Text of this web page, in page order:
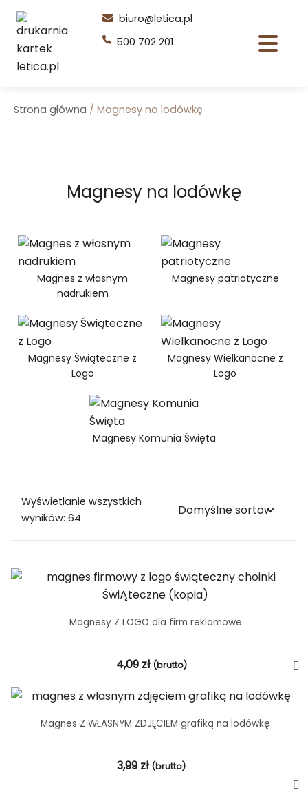
Przejdź
treści
biuro@letica.pl
500 702 201
Strona główna / Magnesy na lodówkę
Magnesy na lodówkę
Magnes z własnym
nadrukiem
Magnesy patriotyczne
Magnesy Świąteczne z
Logo
Magnesy Wielkanocne z
Logo
Magnesy Komunia Święta
Wyświetlanie wszystkich
wyników: 64
Magnesy Z LOGO dla firm reklamowe
4,09 zł (brutto)
Magnes Z WŁASNYM ZDJĘCIEM grafiką na lodówkę
3,99 zł (brutto)